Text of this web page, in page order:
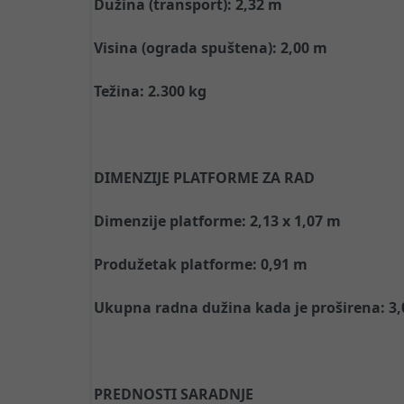
Dužina (transport): 2,32 m
Visina (ograda spuštena): 2,00 m
Težina: 2.300 kg
DIMENZIJE PLATFORME ZA RAD
Dimenzije platforme: 2,13 x 1,07 m
Produžetak platforme: 0,91 m
Ukupna radna dužina kada je proširena:
PREDNOSTI SARADNJE